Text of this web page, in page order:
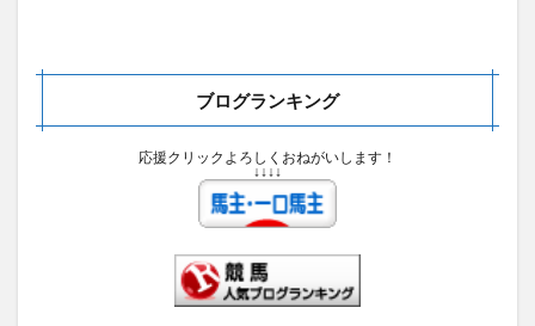
ブログランキング
応援クリックよろしくおねがいします！
↓↓↓↓